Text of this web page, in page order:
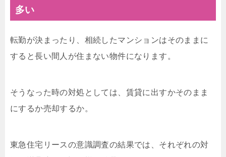
多い
転勤が決まったり、相続したマンションはそのままに
すると長い間人が住まない物件になります。
そうなった時の対処としては、賃貸に出すかそのまま
にするか売却するか。
東急住宅リースの意識調査の結果では、それぞれの対